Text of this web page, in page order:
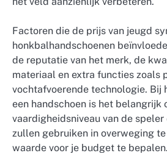
Factoren die de prijs van jeugd
honkbalhandschoenen
de reputatie van het merk, de
materiaal en extra functies zoals
vochtafvoerende technologie. Bij
een handschoen is het belangrijk
vaardigheidsniveau van de speler
zullen gebruiken in overweging
waarde voor je budget te bepalen.